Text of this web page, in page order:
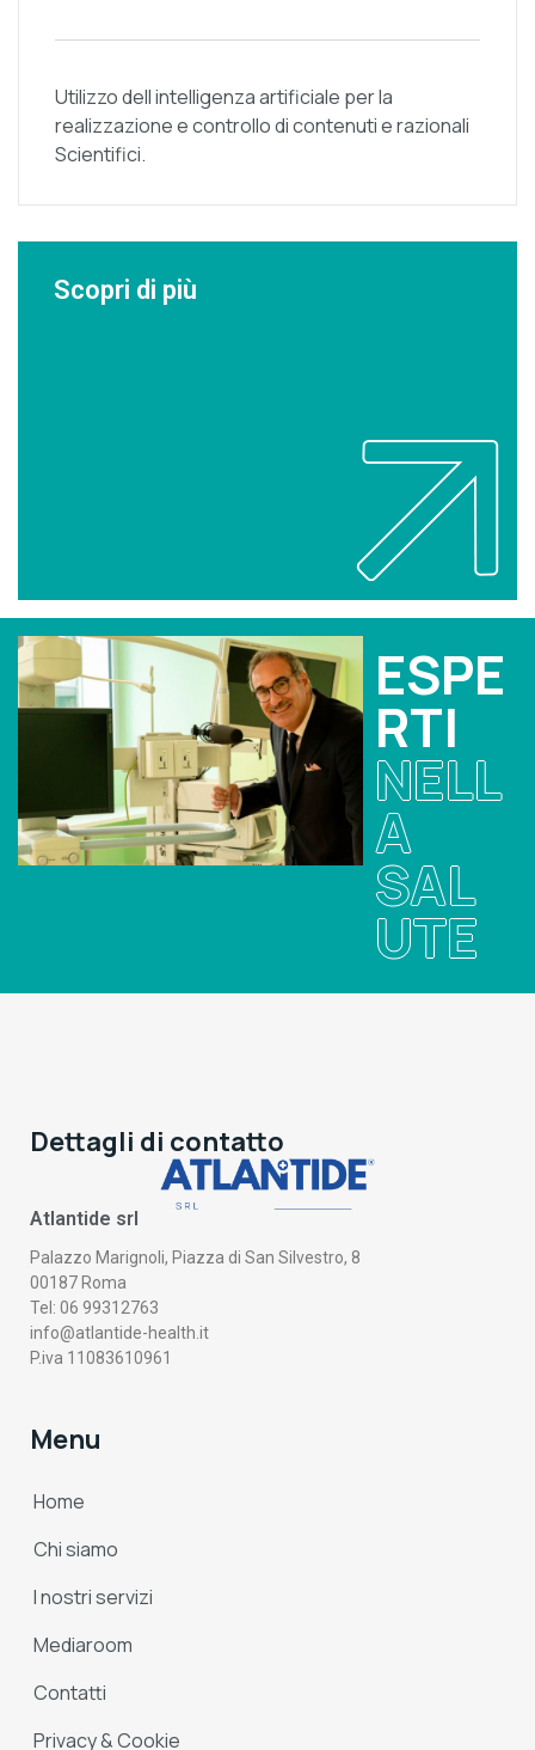
Utilizzo dell intelligenza artificiale per la
realizzazione e controllo di contenuti e razionali
Scientifici.
Scopri di più
ESPE
RTI
NELL
A
SAL
UTE
Menu
Home
Chi siamo
I nostri servizi
Mediaroom
Contatti
Privacy & Cookie
Dettagli di contatto
Atlantide srl
Palazzo Marignoli, Piazza di San Silvestro, 8
00187 Roma
Tel: 06 99312763
info@atlantide-health.it
P.iva 11083610961